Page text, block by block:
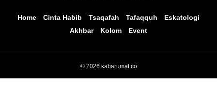
Home Cinta Habib Tsaqafah Tafaqquh
Eskatologi
Akhbar
Kolom Event
© 2026 kabarumat.co